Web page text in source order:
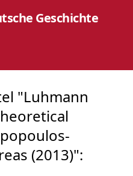
Geschichte
"Luhmann
(2013)":